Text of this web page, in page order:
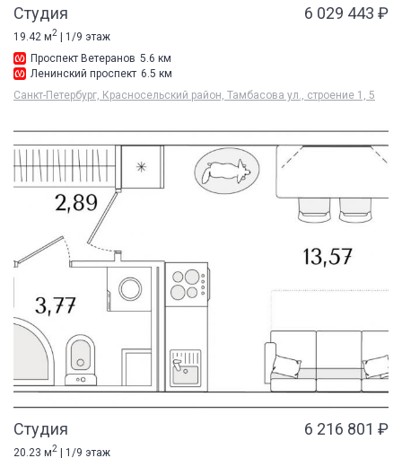
Студия 6 029 443 ₽
19.42 м2
| 1/9 этаж
Проспект Ветеранов 5.6 км
Ленинский проспект 6.5 км
Санкт-Петербург, Красносельский район, Тамбасова ул., строение 1, 5
Студия 6 216 801 ₽
20.23 м2 | 1/9 этаж